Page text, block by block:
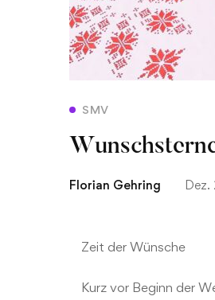
SMV
Florian Gehring Dez.
Zeit der Wünsche
Kurz vor Beginn der